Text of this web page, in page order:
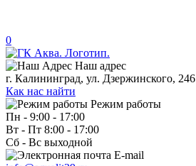
0
Наш адрес
г. Калининград, ул. Дзержинского, 246
Как нас найти
Режим работы
Пн - 9:00 - 17:00
Вт - Пт 8:00 - 17:00
Сб - Вс выходной
E-mail